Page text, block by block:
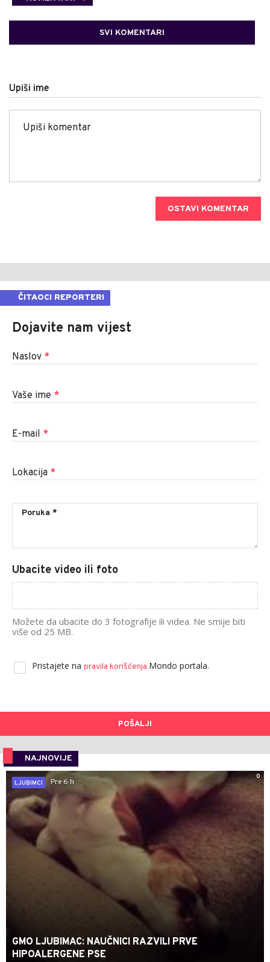
SVI KOMENTARI
Upiši ime
OSTAVI KOMENTAR
ČITAOCI REPORTERI
Dojavite nam vijest
Naslov *
Vaše ime *
E-mail *
Lokacija *
Ubacite video ili foto
Možete da ubacite do 3 fotografije ili videa. Ne smije biti
više od 25 MB.
Pristajete na pravila korišćenja Mondo portala.
POŠALJI
NAJNOVIJE
0
LJUBIMCI
Pre 6 h
GMO LJUBIMAC: NAUČNICI RAZVILI PRVE
HIPOALERGENE PSE